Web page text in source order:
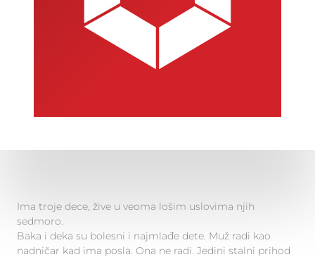
Ima troje dece, žive u veoma lošim uslovima njih
sedmoro.
Baka i deka su bolesni i najmlađe dete. Muž radi kao
nadničar kad ima posla. Ona ne radi. Jedini stalni prihod